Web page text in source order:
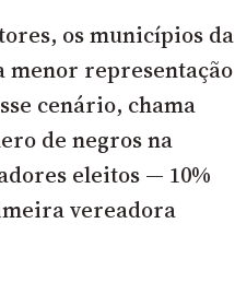
os municípios da
menor representação
cenário, chama
de negros na
eleitos — 10%
vereadora